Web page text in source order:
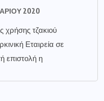
2020
χρήσης τζακιού
Εταιρεία σε
επιστολή η